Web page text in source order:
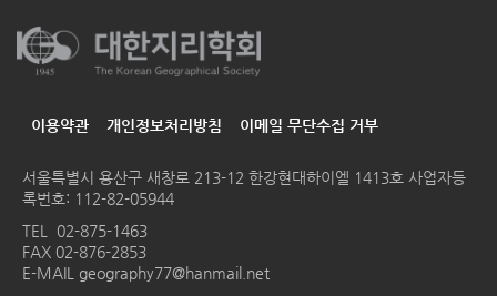
이용약관 개인정보처리방침 이메일 무단수집 거부
서울특별시 용산구 새창로 213-12 한강현대하이엘 1413호 사업자등
록번호: 112-82-05944
TEL 02-875-1463
FAX 02-876-2853
E-MAIL geography77@hanmail.net